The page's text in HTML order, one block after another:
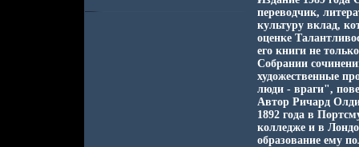
переводчик,
культуру вклад,
оценке
его книги не
Собрании
художественные
люди - враги",
Автор Ричард
1892 года в
колледже и в
образование ему